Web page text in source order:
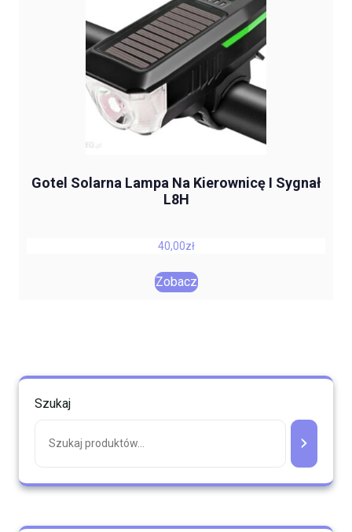
Gotel Solarna Lampa Na Kierownicę I Sygnał
L8H
40,00zł
Zobacz
Szukaj